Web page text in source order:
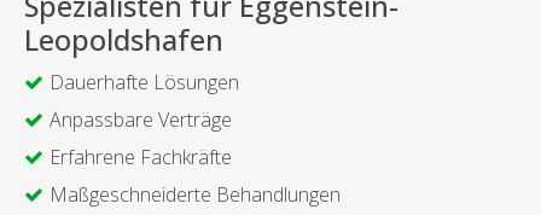
Leopoldshafen
Dauerhafte Lösungen
Anpassbare Verträge
Erfahrene Fachkräfte
Maßgeschneiderte Behandlungen